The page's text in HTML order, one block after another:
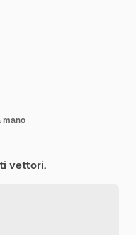
mano
vettori.